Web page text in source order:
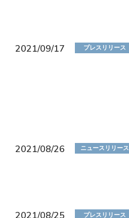
2021/09/17 プレスリリース
2021/08/26 ニュースリリース
2021/08/25 プレスリリース